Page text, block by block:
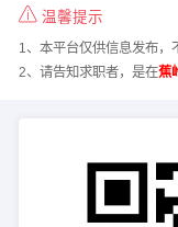
温馨提示
1、本平台仅供信息发布，
2、请告知求职者，是在蕉